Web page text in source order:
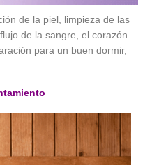
de la piel, limpieza de las
de la sangre, el corazón
para un buen dormir,